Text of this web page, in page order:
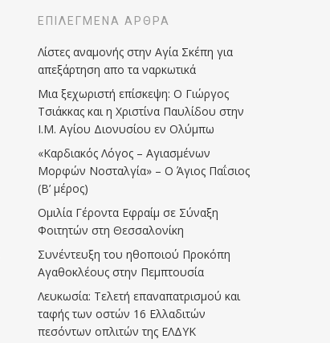
ΕΠΙΛΕΓΜΈΝΑ ΆΡΘΡΑ
Λίστες αναμονής στην Αγία Σκέπη για
απεξάρτηση απο τα ναρκωτικά
Μια ξεχωριστή επίσκεψη: Ο Γιώργος
Τσιάκκας και η Χριστίνα Παυλίδου στην
Ι.Μ. Αγίου Διονυσίου εν Ολύμπω
«Καρδιακός Λόγος – Αγιασμένων
Μορφών Νοσταλγία» – Ο Άγιος Παΐσιος
(Β’ μέρος)
Ομιλία Γέροντα Εφραίμ σε Σύναξη
Φοιτητών στη Θεσσαλονίκη
Συνέντευξη του ηθοποιού Προκόπη
Αγαθοκλέους στην Πεμπτουσία
Λευκωσία: Τελετή επαναπατρισμού και
ταφής των οστών 16 Ελλαδιτών
πεσόντων οπλιτών της ΕΛΔΥΚ